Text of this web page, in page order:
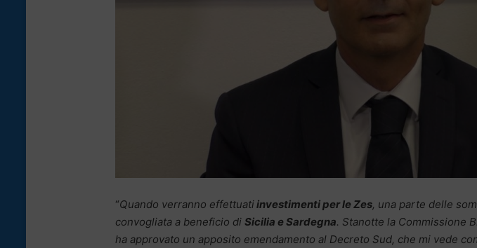
“Quando verranno effettuatiinvestimenti per le Zes, una parte delle
convogliata a beneficio di Sicilia e Sardegna. Stanotte la Commissione
ha approvato un apposito emendamento al Decreto Sud, che mi vede